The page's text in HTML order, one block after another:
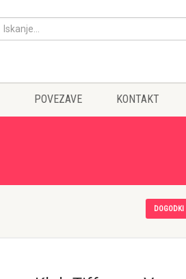
POVEZAVE KONTAKT
DOGODKI